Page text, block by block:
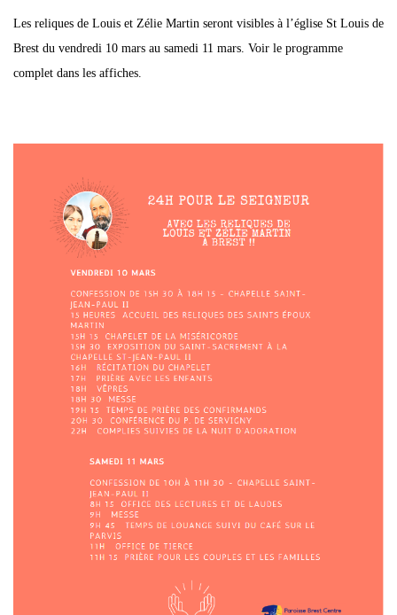
Les reliques de Louis et Zélie Martin seront visibles à l’église St Louis de
Brest du vendredi 10 mars au samedi 11 mars. Voir le programme
complet dans les affiches.